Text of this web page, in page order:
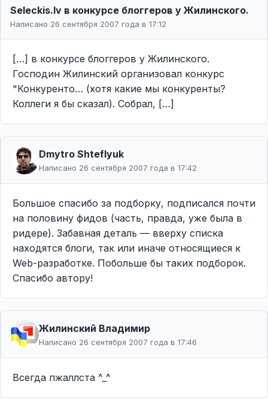
Seleckis.lv в конкурсе блоггеров у Жилинского.
Написано 26 сентября 2007 года в 17:12
[…] в конкурсе блоггеров у Жилинского.
Господин Жилинский организовал конкурс
"Конкуренто… (хотя какие мы конкуренты?
Коллеги я бы сказал). Собрал, […]
Dmytro Shteflyuk
Написано 26 сентября 2007 года в 17:42
Большое спасибо за подборку, подписался почти
на половину фидов (часть, правда, уже была в
ридере). Забавная деталь — вверху списка
находятся блоги, так или иначе относящиеся к
Web-разработке. Побольше бы таких подборок.
Спасибо автору!
Жилинcкий Владимир
Написано 26 сентября 2007 года в 17:46
Всегда пжаллста ^_^